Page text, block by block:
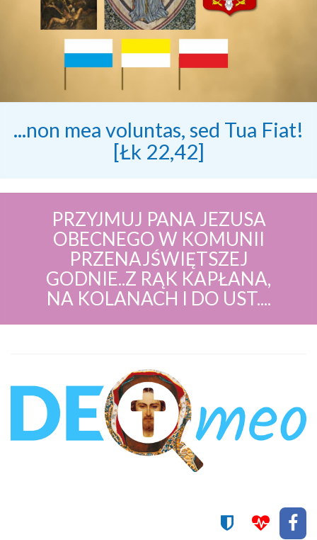
...non mea voluntas, sed Tua Fiat!
[Łk 22,42]
PRZYJMUJ PANA JEZUSA
OBECNEGO W KOMUNII
PRZENAJŚWIĘTSZEJ
GODNIE..Z RĄK KAPŁANA,
NA KOLANACH I DO UST....